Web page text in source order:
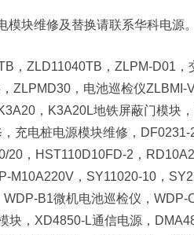
块维修及替换请联系华科电源。
，ZLD11040TB，ZLPM-D01，
ZLPMD30，电池巡检仪ZLBMI-
，K3A20L地铁屏蔽门模块
充电桩电源模块维修，
20，HST110D10FD-2，
M10A220V，SY11020-10，
B1微机电池巡检仪，WDP-
，XD4850-L通信电源，